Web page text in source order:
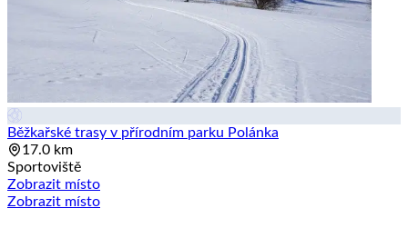
Běžkařské trasy v přírodním parku Polánka
17.0 km
Sportoviště
Zobrazit místo
Zobrazit místo